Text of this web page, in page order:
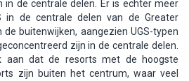
in de centrale delen. Er is echter meer
in de centrale delen van de Greater
de buitenwijken, aangezien UGS-typen
zijn in de centrale delen.
aan dat de resorts met de hoogste
zijn buiten het centrum, waar veel